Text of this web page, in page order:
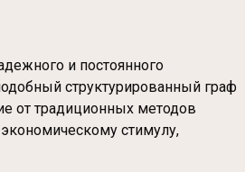
и постоянного
структурированный граф
от традиционных методов
стимулу,